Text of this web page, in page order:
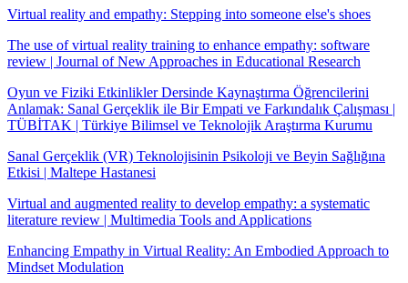
Virtual reality and empathy: Stepping into someone else's shoes
The use of virtual reality training to enhance empathy: software
review | Journal of New Approaches in Educational Research
Oyun ve Fiziki Etkinlikler Dersinde Kaynaştırma Öğrencilerini
Anlamak: Sanal Gerçeklik ile Bir Empati ve Farkındalık Çalışması |
TÜBİTAK | Türkiye Bilimsel ve Teknolojik Araştırma Kurumu
Sanal Gerçeklik (VR) Teknolojisinin Psikoloji ve Beyin Sağlığına
Etkisi | Maltepe Hastanesi
Virtual and augmented reality to develop empathy: a systematic
literature review | Multimedia Tools and Applications
Enhancing Empathy in Virtual Reality: An Embodied Approach to
Mindset Modulation